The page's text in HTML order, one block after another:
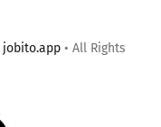
jobito.app • All Rights